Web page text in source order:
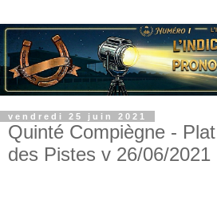
vendredi 25 juin 2021
Quinté Compiègne -
des Pistes v 26/06/2021